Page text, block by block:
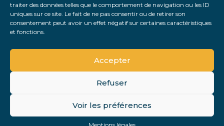
traiter des données telles que le comportement de navigation ou les ID
uniques sur ce site. Le fait de ne pas consentir ou de retirer son
consentement peut avoir un effet négatif sur certaines caractéristiques
et fonctions.
Accepter
Refuser
Voir les préférencesPrincipale
Footer
PLAN DU SITE
MENTIONS LÉGALES